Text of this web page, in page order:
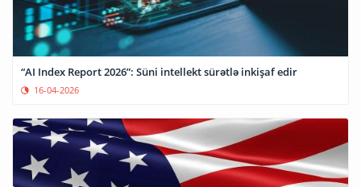
“AI Index Report 2026”: Süni intellekt sürətlə inkişaf edir
16-04-2026